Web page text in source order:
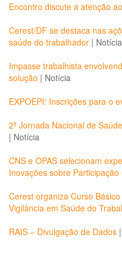
Encontro discute a atenção
Cerest/DF se destaca nas
saúde do trabalhador | Notícia
Impasse trabalhista
solução | Notícia
EXPOEPI: Inscrições para o
2ª Jornada Nacional de
| Notícia
CNS e OPAS selecionam
Inovações sobre
Cerest organiza Curso
Vigilância em Saúde do
RAIS – Divulgação de Dados |